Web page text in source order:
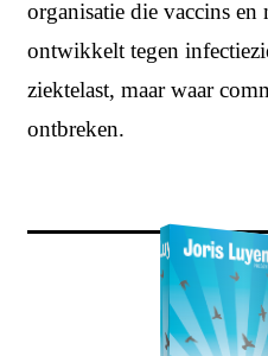
organisatie die vaccins
ontwikkelt tegen
ziektelast, maar waar
ontbreken.